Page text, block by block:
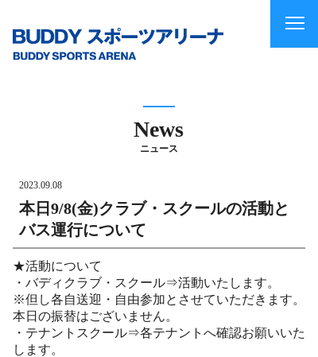
News
ニュース
2023.09.08
本日9/8(金)クラブ・スクールの活動と
バス運行について
★活動について
・バディクラブ・スクール⇒活動いたします。
※但し各自送迎・自由参加とさせていただきます。
本日の振替はございません。
・テナントスクール⇒各テナントへ確認お願いいた
します。